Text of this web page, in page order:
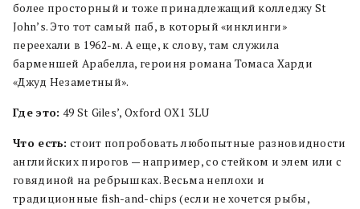
более просторный и тоже принадлежащий колледжу St
John’s. Это тот самый паб, в который «инклинги»
переехали в 1962-м. А еще, к слову, там служила
барменшей Арабелла, героиня романа Томаса Харди
«Джуд Незаметный».
Где это: 49 St Giles’, Oxford OX1 3LU
Что есть: стоит попробовать любопытные разновидности
английских пирогов — например, со стейком и элем или с
говядиной на ребрышках. Весьма неплохи и
традиционные fish-and-chips (если не хочется рыбы,